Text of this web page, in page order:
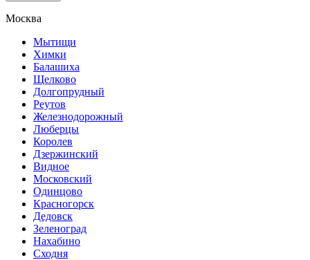
Москва
Мытищи
Химки
Балашиха
Щелково
Долгопрудный
Реутов
Железнодорожный
Люберцы
Королев
Дзержинский
Видное
Московский
Одинцово
Красногорск
Дедовск
Зеленоград
Нахабино
Сходня